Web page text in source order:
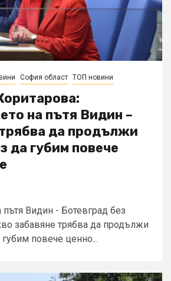
София област ТОП новини
на пътя Видин –
да продължи
да губим повече
Видин - Ботевград без
забавяне трябва да продължи
повече ценно...